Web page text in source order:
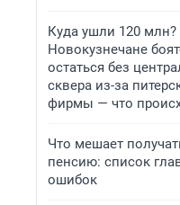
Куда ушли 120 млн?
Новокузнечане
остаться без
сквера из-за
фирмы — что
Что мешает
пенсию: список
ошибок